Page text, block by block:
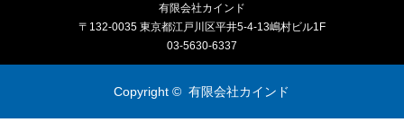
有限会社カインド
〒132-0035 東京都江戸川区平井5-4-13嶋村ビル1F
03-5630-6337
Copyright ©有限会社カインド